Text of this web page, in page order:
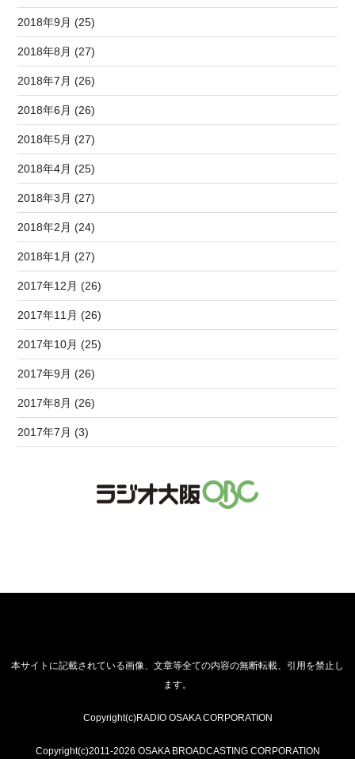
2018年9月 (25)
2018年8月 (27)
2018年7月 (26)
2018年6月 (26)
2018年5月 (27)
2018年4月 (25)
2018年3月 (27)
2018年2月 (24)
2018年1月 (27)
2017年12月 (26)
2017年11月 (26)
2017年10月 (25)
2017年9月 (26)
2017年8月 (26)
2017年7月 (3)
本サイトに記載されている画像、文章等全ての内容の無断転載、引用を禁止し
ます。
Copyright(c)RADIO OSAKA CORPORATION
Copyright(c)2011-2026 OSAKA BROADCASTING CORPORATION